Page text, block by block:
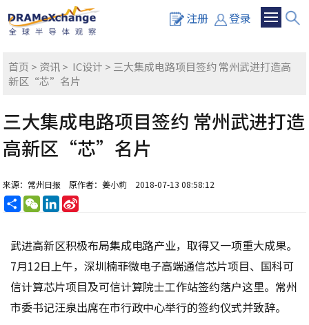
注册 登录
首页 > 资讯> IC设计 > 三大集成电路项目签约 常州武进打造高
新区“芯”名片
三大集成电路项目签约 常州武进打造
高新区“芯”名片
来源：常州日报 原作者：姜小莉 2018-07-13 08:58:12
分
享
WeChatLinkedIn
武进高新区积极布局集成电路产业，取得又一项重大成果。
7月12日上午，深圳楠菲微电子高端通信芯片项目、国科可
信计算芯片项目及可信计算院士工作站签约落户这里。常州
市委书记汪泉出席在市行政中心举行的签约仪式并致辞。